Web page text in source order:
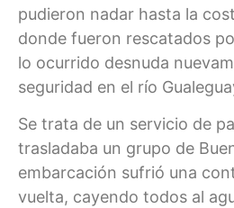
pudieron nadar hasta la
donde fueron rescatados
lo ocurrido desnuda
seguridad en el río
Se trata de un servicio de
trasladaba un grupo de
embarcación sufrió una
vuelta, cayendo todos al